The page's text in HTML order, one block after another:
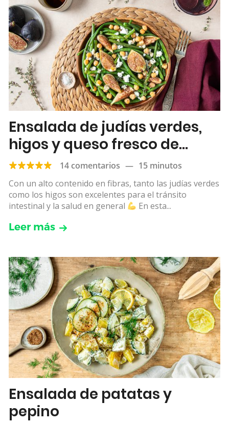
Ensalada de judías verdes,
higos y queso fresco de
cabra
14 comentarios — 15 minutos
Con un alto contenido en fibras, tanto las judías verdes
como los higos son excelentes para el tránsito
intestinal y la salud en general
En esta...
Leer más
Ensalada de patatas y
pepino